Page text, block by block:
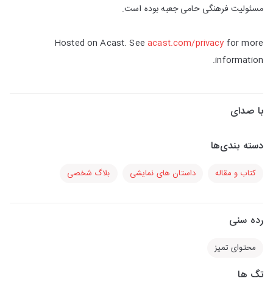
مسئولیت فرهنگی حامی جعبه بوده است.
Hosted on Acast. Seeacast.com/privacy for more
information.
با صدای
دسته بندی‌ها
کتاب و مقاله داستان های نمایشی بلاگ شخصی
رده سنی
محتوای تمیز
تگ ها